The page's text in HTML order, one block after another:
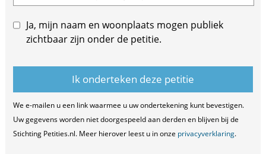
Ja, mijn naam en woonplaats mogen publiek
zichtbaar zijn onder de petitie.
We e-mailen u een link waarmee u uw ondertekening kunt bevestigen.
Uw gegevens worden niet doorgespeeld aan derden en blijven bij de
Stichting Petities.nl. Meer hierover leest u in onze privacyverklaring.